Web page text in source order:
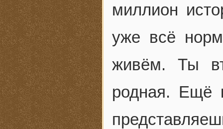
миллион
уже всё
живём. Ты
родная. Ещё